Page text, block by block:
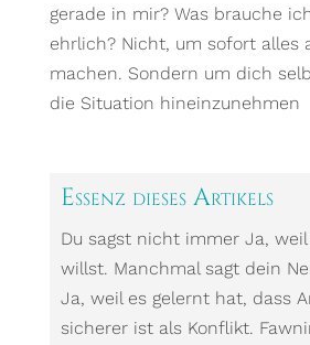
gerade in mir? Was brauche
ehrlich? Nicht, um sofort alles
machen. Sondern um dich
die Situation hineinzunehmen
Essenz dieses Artikels
Du sagst nicht immer Ja,
willst. Manchmal sagt dein
Ja, weil es gelernt hat, dass
sicherer ist als Konflikt.